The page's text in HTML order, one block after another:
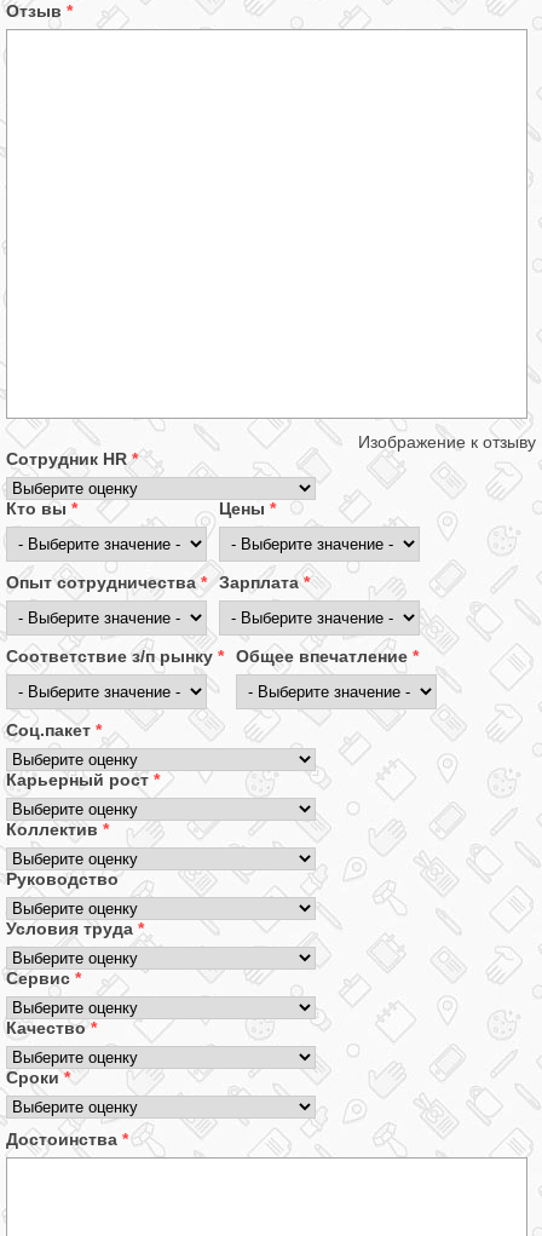
Отзыв *
Изображение к отзыву
Сотрудник HR*
Кто вы * Цены *
Опыт сотрудничества* Зарплата*
Соответствие з/п рынку * Общее впечатление *
Соц.пакет *
Карьерный рост *
Коллектив *
Руководство
Условия труда *
Сервис *
Качество*
Сроки*
Достоинства *